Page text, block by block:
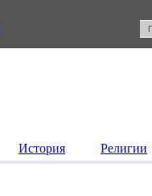
История Религии